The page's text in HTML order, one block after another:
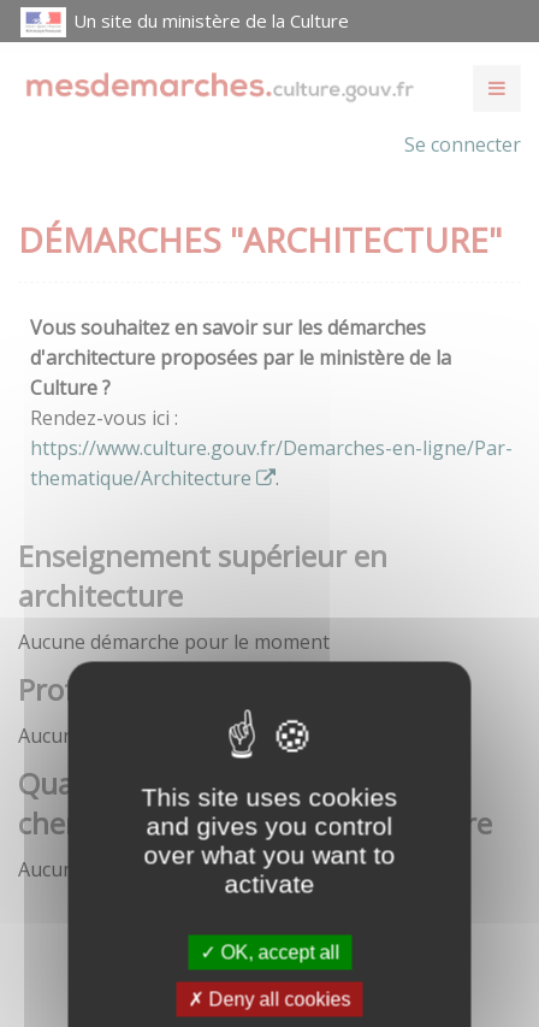
This site uses cookies
and gives you control
over what you want to
activate
OK, accept all
Deny all cookies
Un site du ministère de la Culture
Se connecter
DÉMARCHES "ARCHITECTURE"
Vous souhaitez en savoir sur les démarches
d'architecture proposées par le ministère de la
Culture ?
Rendez-vous ici :
https://www.culture.gouv.fr/Demarches-en-ligne/Par-
thematique/Architecture
.
Enseignement supérieur en
architecture
Aucune démarche pour le moment
Profession architecte
Aucune démarche pour le moment
Qualification des enseignants-
chercheurs en écoles d'architecture
Aucune démarche pour le moment